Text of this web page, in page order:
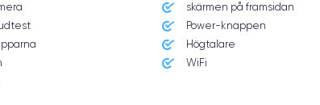
skärmen på framsidan
Power-knappen
Högtalare
WiFi